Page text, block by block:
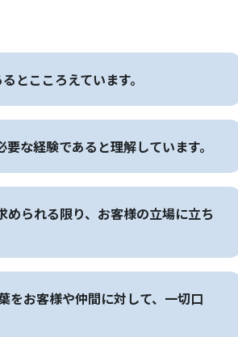
とこころえています。
な経験であると理解しています。
られる限り、お客様の立場に立ち
をお客様や仲間に対して、一切口